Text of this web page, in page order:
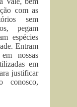
com as
sem
pegam
espécies
Entram
nossas
em
justificar
conosco,